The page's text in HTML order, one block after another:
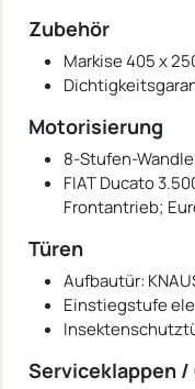
Zubehör
Markise 405 x
Motorisierung
8-Stufen-
FIAT Ducato
Frontantrieb;
Türen
Aufbautür:
Einstiegstufe
Serviceklappen